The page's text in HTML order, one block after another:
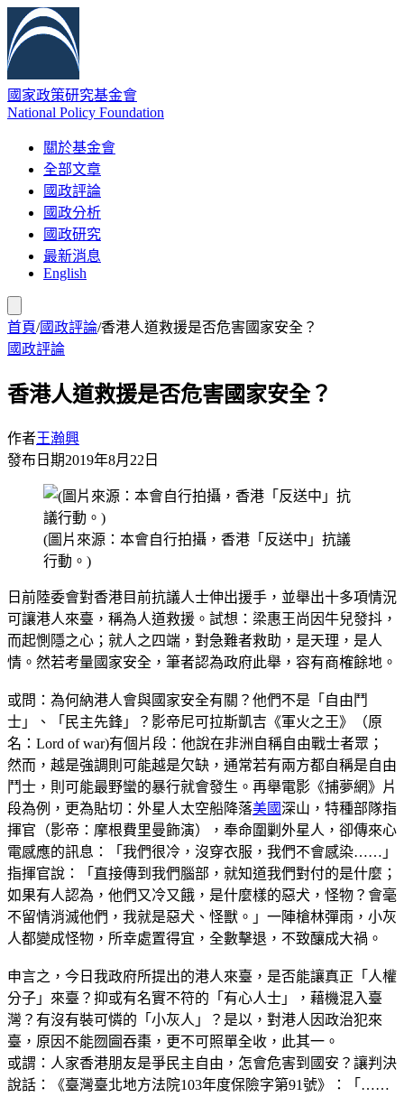
國家政策研究基金會
National Policy Foundation
關於基金會
全部文章
國政評論
國政分析
國政研究
最新消息
English
首頁/國政評論/香港人道救援是否危害國家安全？
國政評論
香港人道救援是否危害國家安全？
作者王瀚興
發布日期2019年8月22日
(圖片來源：本會自行拍攝，香港「反送中」抗議
行動。)
日前陸委會對香港目前抗議人士伸出援手，並舉出十多項情況
可讓港人來臺，稱為人道救援。試想：梁惠王尚因牛兒發抖，
而起惻隱之心；就人之四端，對急難者救助，是天理，是人
情。然若考量國家安全，筆者認為政府此舉，容有商榷餘地。
或問：為何納港人會與國家安全有關？他們不是「自由鬥
士」、「民主先鋒」？影帝尼可拉斯凱吉《軍火之王》（原
名：Lord of war)有個片段：他說在非洲自稱自由戰士者眾；
然而，越是強調則可能越是欠缺，通常若有兩方都自稱是自由
鬥士，則可能最野蠻的暴行就會發生。再舉電影《捕夢網》片
段為例，更為貼切：外星人太空船降落美國深山，特種部隊指
揮官（影帝：摩根費里曼飾演），奉命圍剿外星人，卻傳來心
電感應的訊息：「我們很冷，沒穿衣服，我們不會感染……」
指揮官說：「直接傳到我們腦部，就知道我們對付的是什麼；
如果有人認為，他們又冷又餓，是什麼樣的惡犬，怪物？會毫
不留情消滅他們，我就是惡犬、怪獸。」一陣槍林彈雨，小灰
人都變成怪物，所幸處置得宜，全數擊退，不致釀成大禍。
申言之，今日我政府所提出的港人來臺，是否能讓真正「人權
分子」來臺？抑或有名實不符的「有心人士」，藉機混入臺
灣？有沒有裝可憐的「小灰人」？是以，對港人因政治犯來
臺，原因不能囫圇吞棗，更不可照單全收，此其一。
或謂：人家香港朋友是爭民主自由，怎會危害到國安？讓判決
說話：《臺灣臺北地方法院103年度保險字第91號》：「……